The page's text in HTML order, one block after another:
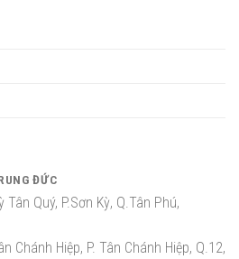
ĐỨC
Quý, P.Sơn Kỳ, Q.Tân Phú,
Chánh Hiệp, P. Tân Chánh Hiệp, Q.12,